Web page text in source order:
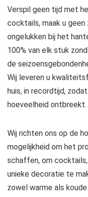
Verspil geen tijd met
cocktails, maak u geen
ongelukken bij het
100% van elk stuk
de
Wij leveren u
huis, in recordtijd,
hoeveelheid ontbreekt.
Wij richten ons op de
mogelijkheid om het
schaffen, om
unieke decoratie te
zowel warme als